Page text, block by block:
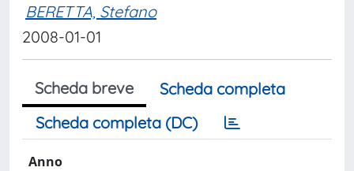
BERETTA, Stefano
2008-01-01
Scheda breve
Scheda completa
Scheda completa (DC)
Anno